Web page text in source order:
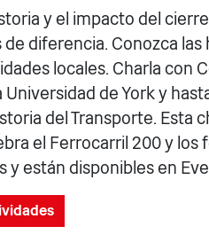
y el impacto del
diferencia. Conozca
locales. Charla con
de York y
del Transporte. Esta
el Ferrocarril 200 y los
y están disponibles en